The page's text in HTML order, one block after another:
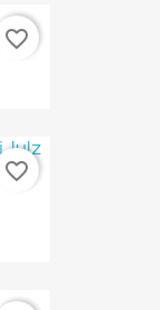
favorite_border
favorite_border